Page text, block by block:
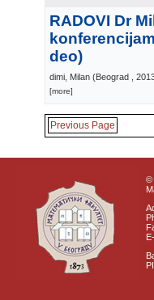
RADOVI Dr
deo)
dimi, Milan (Beograd ,
[more]
Previous Page
©